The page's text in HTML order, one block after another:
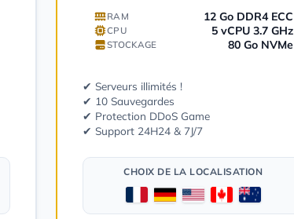
RAM 12 Go DDR4 ECC
CPU 5 vCPU 3.7 GHz
STOCKAGE 80 Go NVMe
✔ Serveurs illimités !
✔ 10 Sauvegardes
✔ Protection DDoS Game
✔ Support 24H24 & 7J/7
CHOIX DE LA LOCALISATION